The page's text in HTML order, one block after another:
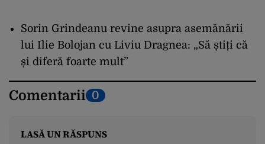
Sorin Grindeanu revine asupra asemănării
lui Ilie Bolojan cu Liviu Dragnea: „Să știți că
și diferă foarte mult”
Comentarii 0
LASĂ UN RĂSPUNS